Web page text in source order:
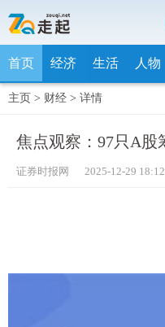
首页 经济 生活 人物
主页 > 财经 > 详情
焦点观察：97只A股
证券时报网 2025-12-29